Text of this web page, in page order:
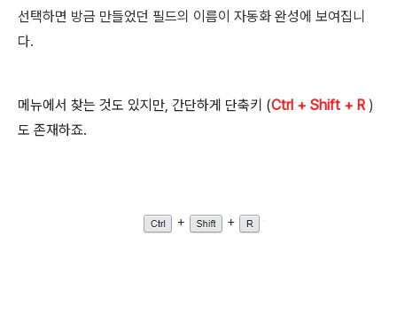
선택하면 방금 만들었던 필드의 이름이 자동화 완성에 보여집니
다.
메뉴에서 찾는 것도 있지만, 간단하게 단축키 (Ctrl + Shift + R)
도 존재하죠.